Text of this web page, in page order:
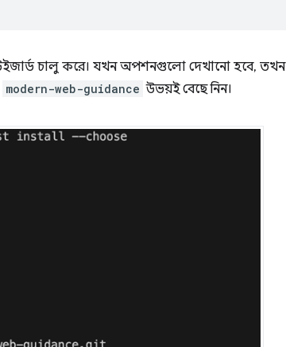
চালু করে। যখন অপশনগুলো দেখানো হবে, তখন
modern-web-guidance উভয়ই বেছে নিন।